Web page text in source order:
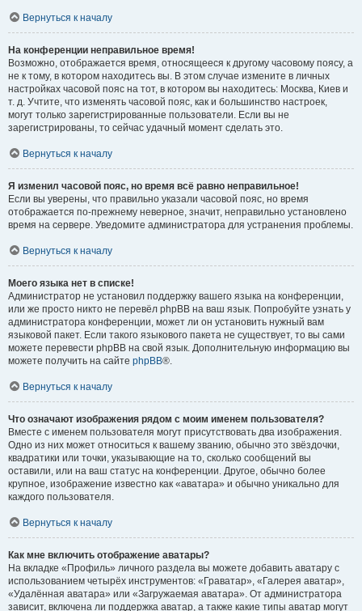
Вернуться к началу
На конференции неправильное время!
Возможно, отображается время, относящееся к другому часовому поясу, а
не к тому, в котором находитесь вы. В этом случае измените в личных
настройках часовой пояс на тот, в котором вы находитесь: Москва, Киев и
т. д. Учтите, что изменять часовой пояс, как и большинство настроек,
могут только зарегистрированные пользователи. Если вы не
зарегистрированы, то сейчас удачный момент сделать это.
Вернуться к началу
Я изменил часовой пояс, но время всё равно неправильное!
Если вы уверены, что правильно указали часовой пояс, но время
отображается по-прежнему неверное, значит, неправильно установлено
время на сервере. Уведомите администратора для устранения проблемы.
Вернуться к началу
Моего языка нет в списке!
Администратор не установил поддержку вашего языка на конференции,
или же просто никто не перевёл phpBB на ваш язык. Попробуйте узнать у
администратора конференции, может ли он установить нужный вам
языковой пакет. Если такого языкового пакета не существует, то вы сами
можете перевести phpBB на свой язык. Дополнительную информацию вы
можете получить на сайте phpBB®.
Вернуться к началу
Что означают изображения рядом с моим именем пользователя?
Вместе с именем пользователя могут присутствовать два изображения.
Одно из них может относиться к вашему званию, обычно это звёздочки,
квадратики или точки, указывающие на то, сколько сообщений вы
оставили, или на ваш статус на конференции. Другое, обычно более
крупное, изображение известно как «аватара» и обычно уникально для
каждого пользователя.
Вернуться к началу
Как мне включить отображение аватары?
На вкладке «Профиль» личного раздела вы можете добавить аватару с
использованием четырёх инструментов: «Граватар», «Галерея аватар»,
«Удалённая аватара» или «Загружаемая аватара». От администратора
зависит, включена ли поддержка аватар, а также какие типы аватар могут